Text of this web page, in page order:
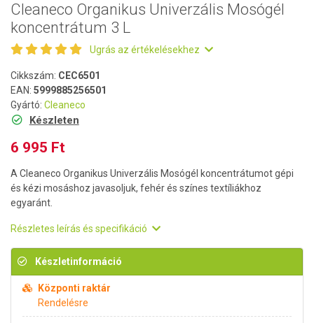
Cleaneco Organikus Univerzális Mosógél
koncentrátum 3 L
Ugrás az értékelésekhez
Cikkszám: CEC6501
EAN: 5999885256501
Gyártó: Cleaneco
Készleten
6 995 Ft
A Cleaneco Organikus Univerzális Mosógél koncentrátumot gépi
és kézi mosáshoz javasoljuk, fehér és színes textíliákhoz
egyaránt.
Részletes leírás és specifikáció
Készletinformáció
Központi raktár
Rendelésre